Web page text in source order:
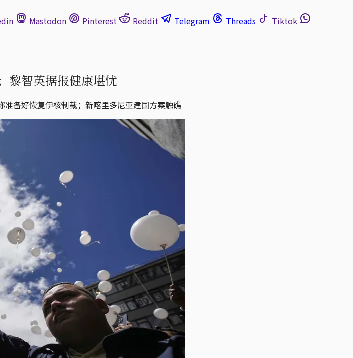
Mastodon Pinterest Reddit Telegram Threads
Tiktok
黎智英据报健康堪忧
备好恢复伊核制裁；新喀里多尼亚建国方案触礁